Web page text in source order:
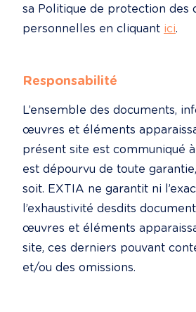
sa Politique de protection des
personnelles en cliquant ici.
Responsabilité
L’ensemble des documents,
œuvres et éléments
présent site est communiqué
est dépourvu de toute
soit. EXTIA ne garantit ni
l’exhaustivité desdits
œuvres et éléments
site, ces derniers pouvant
et/ou des omissions.